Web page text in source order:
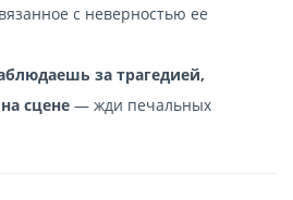
с неверностью ее
за трагедией,
сцене — жди печальных